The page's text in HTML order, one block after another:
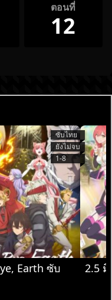
ตอนที่
12
ซับไทย
ยังไม่จบ
1-8
Earth ซับ
2.5